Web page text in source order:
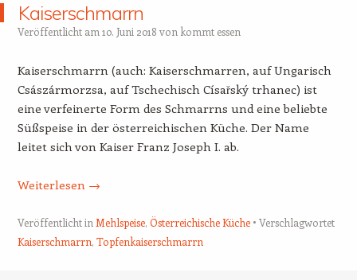
Kaiserschmarrn
Veröffentlicht am 10. Juni 2018 von kommt essen
Kaiserschmarrn (auch: Kaiserschmarren, auf Ungarisch
Császármorzsa, auf Tschechisch Císařský trhanec) ist
eine verfeinerte Form des Schmarrns und eine beliebte
Süßspeise in der österreichischen Küche. Der Name
leitet sich von Kaiser Franz Joseph I. ab.
Weiterlesen →
Veröffentlicht in Mehlspeise, Österreichische Küche
Verschlagwortet
Kaiserschmarrn, Topfenkaiserschmarrn